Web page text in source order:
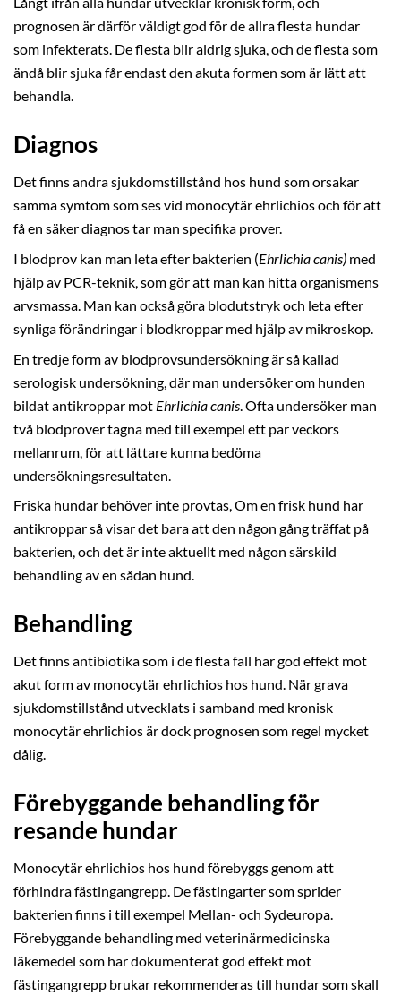
prognosen är därför väldigt god för de allra flesta hundar
som infekterats. De flesta blir aldrig sjuka, och de flesta som
ändå blir sjuka får endast den akuta formen som är lätt att
behandla.
Diagnos
Det finns andra sjukdomstillstånd hos hund som orsakar
samma symtom som ses vid monocytär ehrlichios och för att
få en säker diagnos tar man specifika prover.
I blodprov kan man leta efter bakterien (Ehrlichia canis) med
hjälp av PCR-teknik, som gör att man kan hitta organismens
arvsmassa. Man kan också göra blodutstryk och leta efter
synliga förändringar i blodkroppar med hjälp av mikroskop.
En tredje form av blodprovsundersökning är så kallad
serologisk undersökning, där man undersöker om hunden
bildat antikroppar mot Ehrlichia canis. Ofta undersöker man
två blodprover tagna med till exempel ett par veckors
mellanrum, för att lättare kunna bedöma
undersökningsresultaten.
Friska hundar behöver inte provtas, Om en frisk hund har
antikroppar så visar det bara att den någon gång träffat på
bakterien, och det är inte aktuellt med någon särskild
behandling av en sådan hund.
Behandling
Det finns antibiotika som i de flesta fall har god effekt mot
akut form av monocytär ehrlichios hos hund. När grava
sjukdomstillstånd utvecklats i samband med kronisk
monocytär ehrlichios är dock prognosen som regel mycket
dålig.
Förebyggande behandling för
resande hundar
Monocytär ehrlichios hos hund förebyggs genom att
förhindra fästingangrepp. De fästingarter som sprider
bakterien finns i till exempel Mellan- och Sydeuropa.
Förebyggande behandling med veterinärmedicinska
läkemedel som har dokumenterat god effekt mot
fästingangrepp brukar rekommenderas till hundar som skall